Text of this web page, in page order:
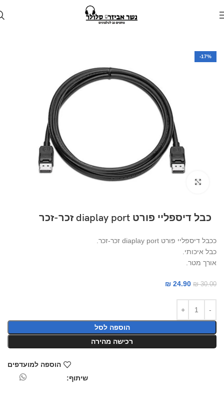
-17%
כבל דיספליי פורט diaplay port זכר-זכר
ככבל דיספליי פורט diaplay port זכר-זכר.
כבל איכותי.
אורך מטר.
₪30.00
₪ 24.90
הוספה לסל
רכישה מהירה
הוספה למועדפים
שיתוף: